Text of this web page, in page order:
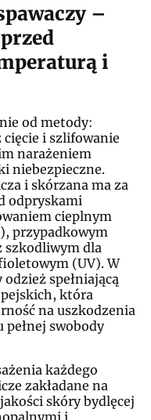
–
i
od metody:
i szlifowanie
narażeniem
niebezpieczne.
i skórzana ma za
odpryskami
cieplnym
przypadkowym
szkodliwym dla
(UV). W
spełniającą
która
na uszkodzenia
swobody
każdego
zakładane na
skóry bydlęcej
i